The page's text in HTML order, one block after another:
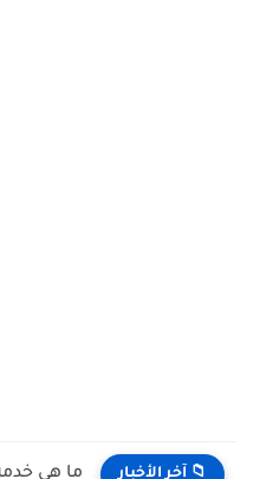
📁 آخر الأخبار